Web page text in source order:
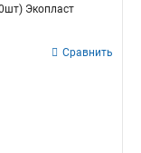
Экопласт
Сравнить